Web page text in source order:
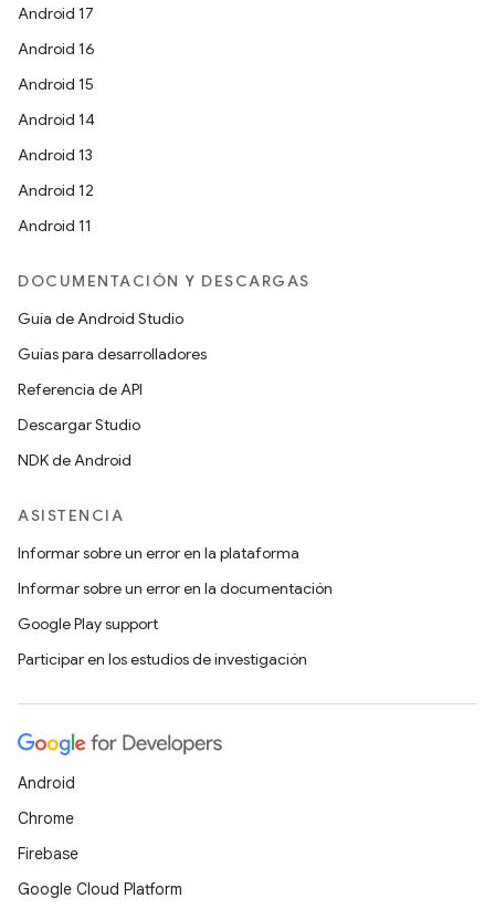
Android 17
Android 16
Android 15
Android 14
Android 13
Android 12
Android 11
DOCUMENTACIÓN Y DESCARGAS
Guía de Android Studio
Guías para desarrolladores
Referencia de API
Descargar Studio
NDK de Android
ASISTENCIA
Informar sobre un error en la plataforma
Informar sobre un error en la documentación
Google Play support
Participar en los estudios de investigación
Android
Chrome
Firebase
Google Cloud Platform